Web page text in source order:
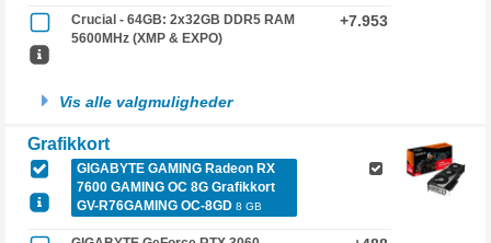
Crucial - 64GB: 2x32GB DDR5 RAM
5600MHz (XMP & EXPO)
+7.953
Vis alle valgmuligheder
Grafikkort
GIGABYTE GAMING Radeon RX
7600 GAMING OC 8G Grafikkort
GV-R76GAMING OC-8GD 8 GB